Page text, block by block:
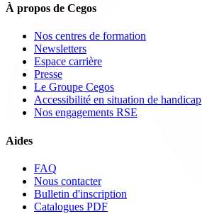
À propos de Cegos
Nos centres de formation
Newsletters
Espace carrière
Presse
Le Groupe Cegos
Accessibilité en situation de handicap
Nos engagements RSE
Aides
FAQ
Nous contacter
Bulletin d'inscription
Catalogues PDF